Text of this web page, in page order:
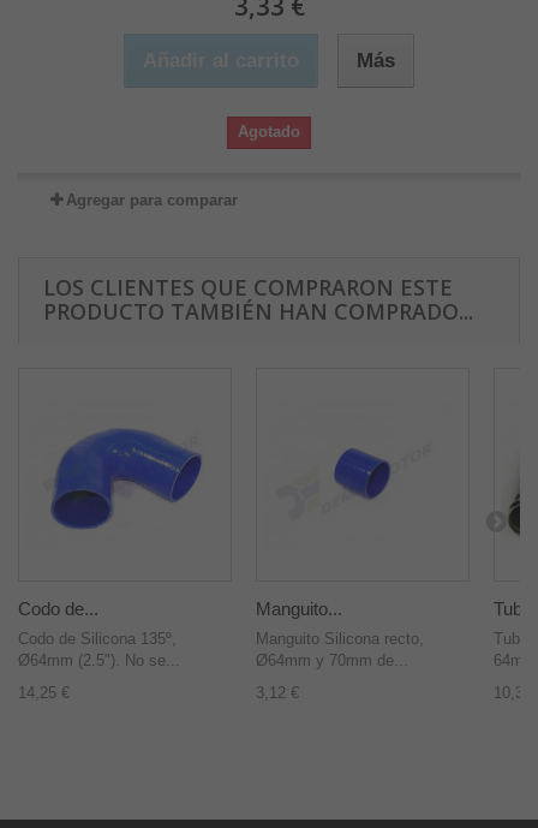
Más
Agotado
Agregar para comparar
LOS CLIENTES QUE COMPRARON ESTE
PRODUCTO TAMBIÉN HAN COMPRADO...
Codo de...
Codo de Silicona 135º,
Ø64mm (2.5"). No se...
14,25 €
Manguito...
Manguito Silicona recto,
Ø64mm y 70mm de...
3,12 €
Tubo
Tubo
10,36